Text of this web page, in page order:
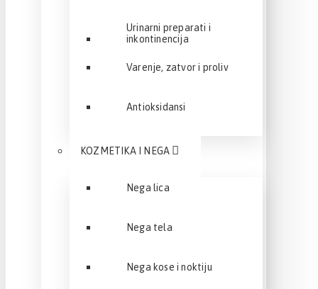
Urinarni preparati i
inkontinencija
Varenje, zatvor i proliv
Antioksidansi
KOZMETIKA I NEGA
Nega lica
Nega tela
Nega kose i noktiju